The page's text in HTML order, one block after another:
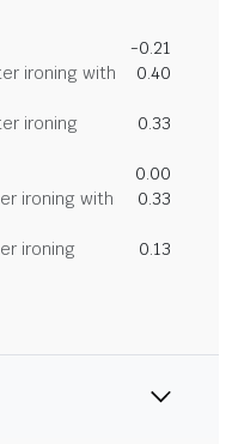
-0.21
ironing with
0.40
ironing
0.33
0.00
ironing with
0.33
ironing
0.13